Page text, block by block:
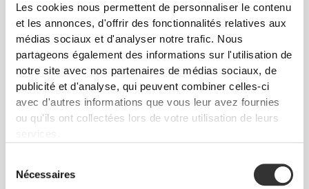
Les cookies nous permettent de personnaliser le contenu
et les annonces, d'offrir des fonctionnalités relatives aux
médias sociaux et d'analyser notre trafic. Nous
partageons également des informations sur l'utilisation de
notre site avec nos partenaires de médias sociaux, de
publicité et d'analyse, qui peuvent combiner celles-ci
avec d'autres informations que vous leur avez fournies
ou qu'ils ont collectées lors de votre utilisation de leurs
Nécessaires